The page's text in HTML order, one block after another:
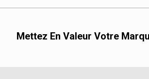
Mettez En Valeur Votre